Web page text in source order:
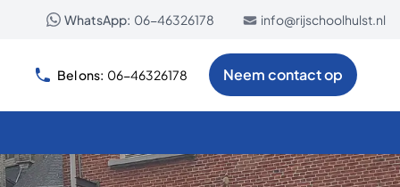
WhatsApp: 06-46326178 info@rijschoolhulst.nl
Bel ons: 06-46326178 Neem contact op